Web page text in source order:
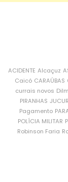
ACIDENTE Alcaçuz
Caicó CARAÚBAS
currais novos
PIRANHAS
Pagamento
POLÍCIA MILITAR
Robinson Faria